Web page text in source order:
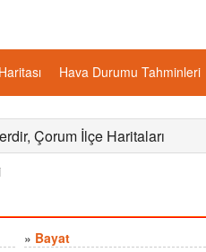
Hava Durumu Tahminleri
Çorum İlçe Haritaları
» Bayat